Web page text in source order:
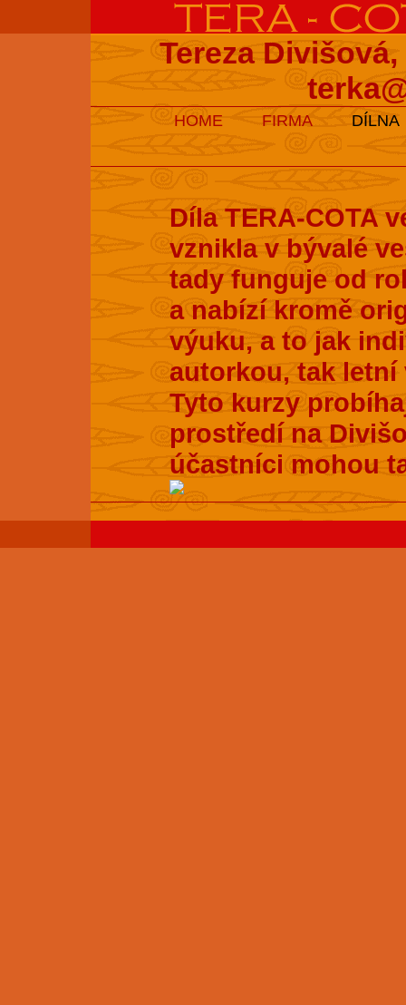
Tereza
HOME FIRMA DÍLNA
Díla TERA-COTA
vznikla v bývalé
tady funguje od
a nabízí kromě
výuku, a to jak
autorkou, tak letní
Tyto kurzy
prostředí na
účastníci mohou